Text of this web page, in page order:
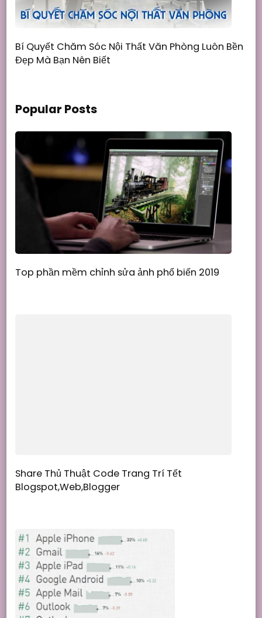
Bí Quyết Chăm Sóc Nội Thất Văn Phòng Luôn Bền
Đẹp Mà Bạn Nên Biết
Popular Posts
Top phần mềm chỉnh sửa ảnh phổ biến 2019
Share Thủ Thuật Code Trang Trí Tết
Blogspot,Web,Blogger